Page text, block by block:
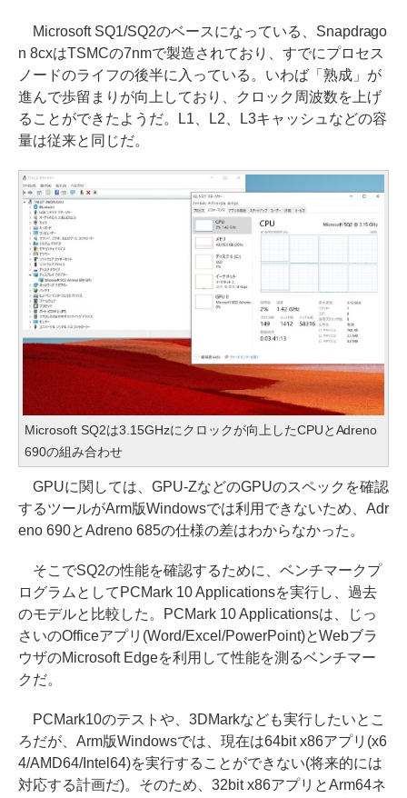
Microsoft SQ1/SQ2のベースになっている、Snapdrago
n 8cxはTSMCの7nmで製造されており、すでにプロセス
ノードのライフの後半に入っている。いわば「熟成」が
進んで歩留まりが向上しており、クロック周波数を上げ
ることができたようだ。L1、L2、L3キャッシュなどの容
量は従来と同じだ。
Microsoft SQ2は3.15GHzにクロックが向上したCPUとAdreno
690の組み合わせ
GPUに関しては、GPU-ZなどのGPUのスペックを確認
するツールがArm版Windowsでは利用できないため、Adr
eno 690とAdreno 685の仕様の差はわからなかった。
そこでSQ2の性能を確認するために、ベンチマークプ
ログラムとしてPCMark 10 Applicationsを実行し、過去
のモデルと比較した。PCMark 10 Applicationsは、じっ
さいのOfficeアプリ(Word/Excel/PowerPoint)とWebブラ
ウザのMicrosoft Edgeを利用して性能を測るベンチマー
クだ。
PCMark10のテストや、3DMarkなども実行したいとこ
ろだが、Arm版Windowsでは、現在は64bit x86アプリ(x6
4/AMD64/Intel64)を実行することができない(将来的には
対応する計画だ)。そのため、32bit x86アプリとArm64ネ